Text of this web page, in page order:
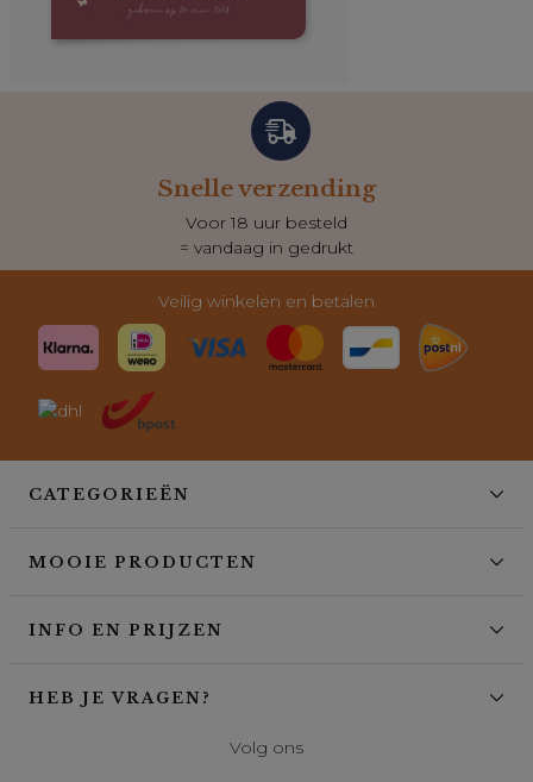
Snelle verzending
Voor 18 uur besteld
= vandaag in gedrukt
Veilig winkelen en betalen
CATEGORIEËN
MOOIE PRODUCTEN
INFO EN PRIJZEN
HEB JE VRAGEN?
Volg ons